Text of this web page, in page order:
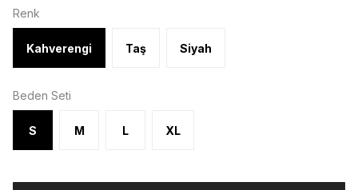
Renk
Kahverengi Taş Siyah
Beden Seti
S M L XL